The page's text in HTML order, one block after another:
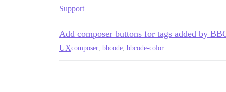
Support
Add composer buttons for tags added by
UXcomposer, bbcode, bbcode-color